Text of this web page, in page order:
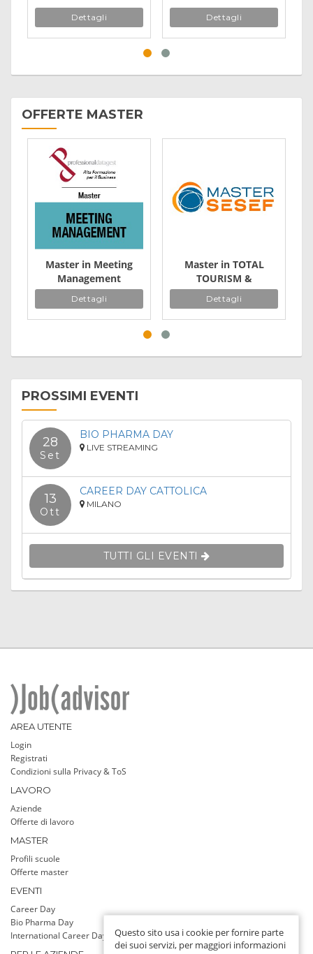
Dettagli Dettagli
OFFERTE MASTER
Master in Meeting
Management
Dettagli
Master in TOTAL
TOURISM &
Hospitality
Management
Dettagli
PROSSIMI EVENTI
28
Set
BIO PHARMA DAY
LIVE STREAMING
13
Ott
CAREER DAY CATTOLICA
MILANO
TUTTI GLI EVENTI
AREA UTENTE
Login
Registrati
Condizioni sulla Privacy & ToS
LAVORO
Aziende
Offerte di lavoro
MASTER
Profili scuole
Offerte master
EVENTI
Career Day
Bio Pharma Day
International Career Day
Questo sito usa i cookie per fornire parte
dei suoi servizi, per maggiori informazioni